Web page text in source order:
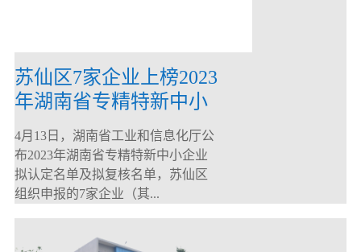
苏仙区7家企业上榜2023
年湖南省专精特新中小
企业
4月13日，湖南省工业和信息化厅公
布2023年湖南省专精特新中小企业
拟认定名单及拟复核名单，苏仙区
组织申报的7家企业（其...